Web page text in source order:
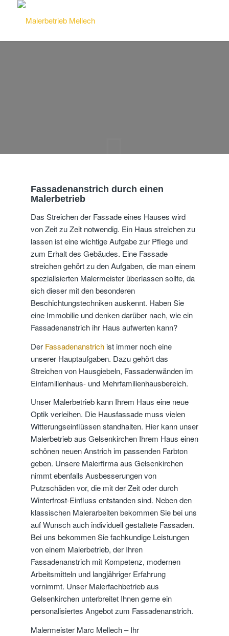
Fassadenanstrich durch einen
Malerbetrieb
Das Streichen der Fassade eines Hauses wird
von Zeit zu Zeit notwendig. Ein Haus streichen zu
lassen ist eine wichtige Aufgabe zur Pflege und
zum Erhalt des Gebäudes. Eine Fassade
streichen gehört zu den Aufgaben, die man einem
spezialisierten Malermeister überlassen sollte, da
sich dieser mit den besonderen
Beschichtungstechniken auskennt. Haben Sie
eine Immobilie und denken darüber nach, wie ein
Fassadenanstrich ihr Haus aufwerten kann?
Der Fassadenanstrich ist immer noch eine
unserer Hauptaufgaben. Dazu gehört das
Streichen von Hausgiebeln, Fassadenwänden im
Einfamilienhaus- und Mehrfamilienhausbereich.
Unser Malerbetrieb kann Ihrem Haus eine neue
Optik verleihen. Die Hausfassade muss vielen
Witterungseinflüssen standhalten. Hier kann unser
Malerbetrieb aus Gelsenkirchen Ihrem Haus einen
schönen neuen Anstrich im passenden Farbton
geben. Unsere Malerfirma aus Gelsenkirchen
nimmt ebenfalls Ausbesserungen von
Putzschäden vor, die mit der Zeit oder durch
Winterfrost-Einfluss entstanden sind. Neben den
klassischen Malerarbeiten bekommen Sie bei uns
auf Wunsch auch individuell gestaltete Fassaden.
Bei uns bekommen Sie fachkundige Leistungen
von einem Malerbetrieb, der Ihren
Fassadenanstrich mit Kompetenz, modernen
Arbeitsmitteln und langjähriger Erfahrung
vornimmt. Unser Malerfachbetrieb aus
Gelsenkirchen unterbreitet Ihnen gerne ein
personalisiertes Angebot zum Fassadenanstrich.
Malermeister Marc Mellech – Ihr